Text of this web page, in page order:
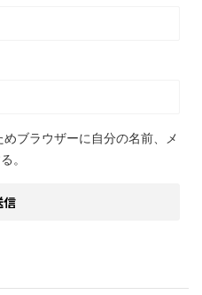
ブラウザーに自分の名前、メ
。